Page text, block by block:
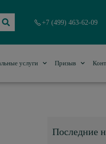
+7 (499) 463-62-09
услуги Призыв
Последние